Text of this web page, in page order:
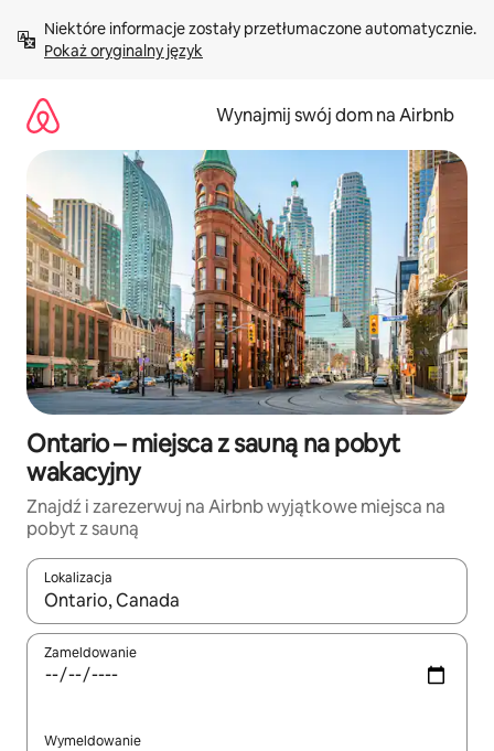
treści Pokaż oryginalny język
Wynajmij swój dom na Airbnb
Ontario – miejsca z sauną na pobyt
wakacyjny
Znajdź i zarezerwuj na Airbnb wyjątkowe miejsca na
pobyt z sauną
Lokalizacja
Gdy wyniki będą dostępne, możesz poruszać się po nich za
Zameldowanie
Wymeldowanie